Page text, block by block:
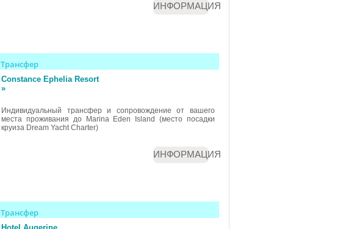
ИНФОРМАЦИЯ
Трансфер
Constance Ephelia Resort
»
Индивидуальный трансфер и сопровождение от вашего
места проживания до Marina Eden Island (место посадки
круиза Dream Yacht Charter)
ИНФОРМАЦИЯ
Трансфер